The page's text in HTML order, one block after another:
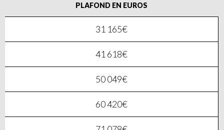
PLAFOND EN EUROS
31 165€
41 618€
50 049€
60 420€